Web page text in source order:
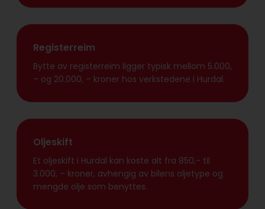
Registerreim
Bytte av registerreim ligger typisk mellom 5.000,
– og 20.000, – kroner hos verkstedene i Hurdal.
Oljeskift
Et oljeskift i Hurdal kan koste alt fra 850,- til
3.000, – kroner, avhengig av bilens oljetype og
mengde olje som benyttes.